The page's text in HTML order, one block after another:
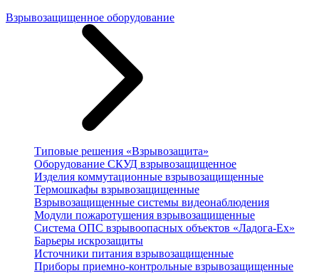
Взрывозащищенное оборудование
Типовые решения «Взрывозащита»
Оборудование СКУД взрывозащищенное
Изделия коммутационные взрывозащищенные
Термошкафы взрывозащищенные
Взрывозащищенные системы видеонаблюдения
Модули пожаротушения взрывозащищенные
Система ОПС взрывоопасных объектов «Ладога-Ex»
Барьеры искрозащиты
Источники питания взрывозащищенные
Приборы приемно-контрольные взрывозащищенные